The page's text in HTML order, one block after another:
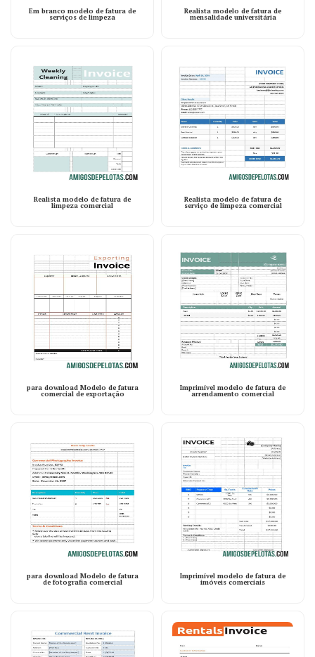
Em branco modelo de fatura de
serviços de limpeza
Realista modelo de fatura de
mensalidade universitária
Realista modelo de fatura de
limpeza comercial
Realista modelo de fatura de
serviço de limpeza comercial
para download Modelo de fatura
comercial de exportação
Imprimível modelo de fatura de
arrendamento comercial
para download Modelo de fatura
de fotografia comercial
Imprimível modelo de fatura de
imóveis comerciais